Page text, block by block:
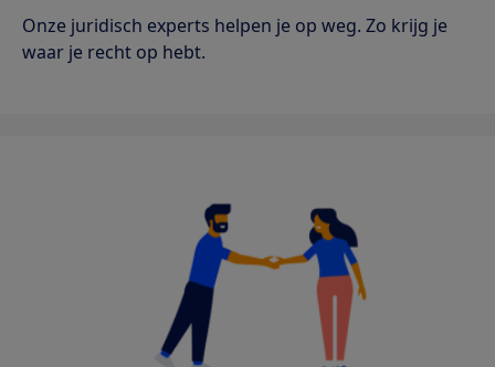
Onze juridisch experts helpen je op weg. Zo krijg je
waar je recht op hebt.